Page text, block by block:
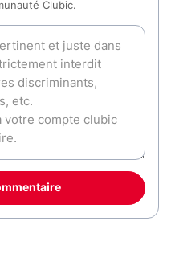
Clubic.